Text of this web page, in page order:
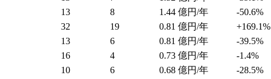
13 8 1.44 億円/年 -50.6%
32 19 0.81 億円/年 +169.1%
13 6 0.81 億円/年 -39.5%
16 4 0.73 億円/年 -1.4%
10 6 0.68 億円/年 -28.5%